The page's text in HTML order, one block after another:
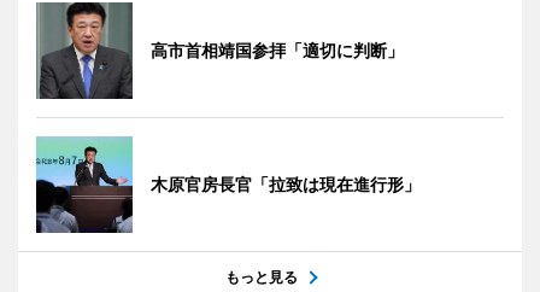
高市首相靖国参拝「適切に判断」
木原官房長官「拉致は現在進行形」
もっと見る